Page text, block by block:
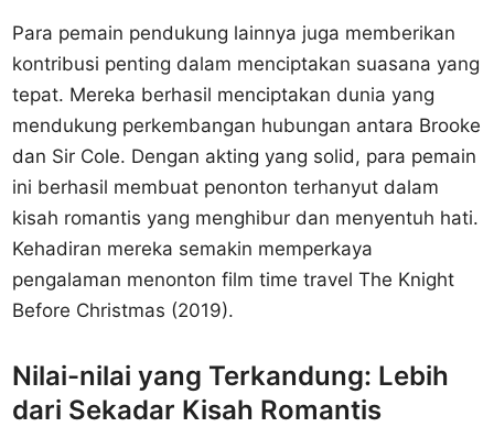
Para pemain pendukung lainnya juga memberikan
kontribusi penting dalam menciptakan suasana yang
tepat. Mereka berhasil menciptakan dunia yang
mendukung perkembangan hubungan antara Brooke
dan Sir Cole. Dengan akting yang solid, para pemain
ini berhasil membuat penonton terhanyut dalam
kisah romantis yang menghibur dan menyentuh hati.
Kehadiran mereka semakin memperkaya
pengalaman menonton film time travel The Knight
Before Christmas (2019).
Nilai-nilai yang Terkandung: Lebih
dari Sekadar Kisah Romantis